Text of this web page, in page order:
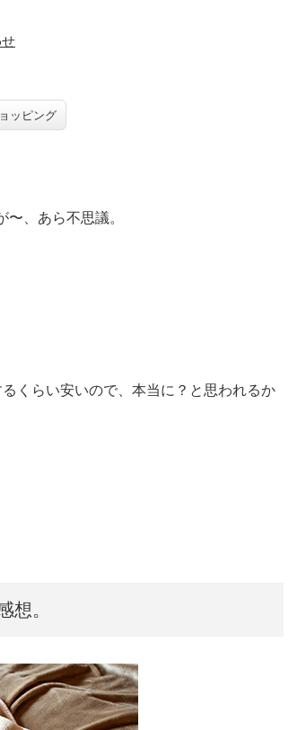
ッピング
、あら不思議。
くらい安いので、本当に？と思われるか
想。